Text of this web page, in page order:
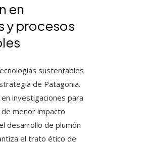
en
y procesos
sustentables
de Patagonia.
investigaciones para
menor impacto
desarrollo de plumón
el trato ético de